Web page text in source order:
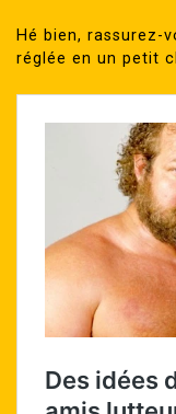
Hé bien, rassurez-
réglée en un petit